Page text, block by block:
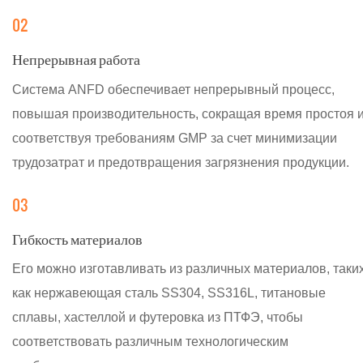
02
Непрерывная работа
Система ANFD обеспечивает непрерывный процесс,
повышая производительность, сокращая время простоя
соответствуя требованиям GMP за счет минимизации
трудозатрат и предотвращения загрязнения продукции.
03
Гибкость материалов
Его можно изготавливать из различных материалов,
как нержавеющая сталь SS304, SS316L, титановые
сплавы, хастеллой и футеровка из ПТФЭ, чтобы
соответствовать различным технологическим